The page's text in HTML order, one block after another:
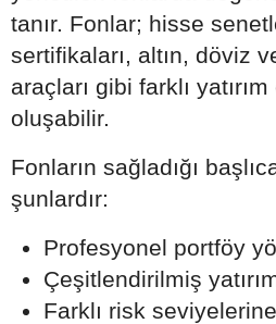
tanır. Fonlar; hisse
sertifikaları, altın, döviz
araçları gibi farklı
oluşabilir.
Fonların sağladığı
şunlardır:
Profesyonel portföy
Çeşitlendirilmiş
Farklı risk